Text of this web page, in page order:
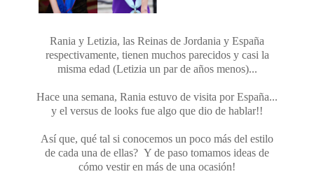
Rania y Letizia, las Reinas de Jordania y España
respectivamente, tienen muchos parecidos y casi la
misma edad (Letizia un par de años menos)...
Hace una semana, Rania estuvo de visita por España...
y el versus de looks fue algo que dio de hablar!!
Así que, qué tal si conocemos un poco más del estilo
de cada una de ellas? Y de paso tomamos ideas de
cómo vestir en más de una ocasión!